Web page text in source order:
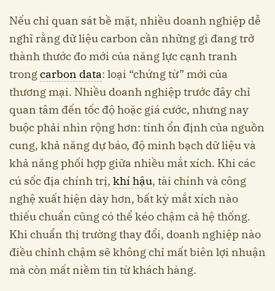
Nếu chỉ quan sát bề mặt, nhiều doanh nghiệp dễ
nghĩ rằng dữ liệu carbon cần những gì đang trở
thành thước đo mới của năng lực cạnh tranh
trongcarbon data: loại “chứng từ” mới của
thương mại. Nhiều doanh nghiệp trước đây chỉ
quan tâm đến tốc độ hoặc giá cước, nhưng nay
buộc phải nhìn rộng hơn: tính ổn định của nguồn
cung, khả năng dự báo, độ minh bạch dữ liệu và
khả năng phối hợp giữa nhiều mắt xích. Khi các
cú sốc địa chính trị, khí hậu, tài chính và công
nghệ xuất hiện dày hơn, bất kỳ mắt xích nào
thiếu chuẩn cũng có thể kéo chậm cả hệ thống.
Khi chuẩn thị trường thay đổi, doanh nghiệp nào
điều chỉnh chậm sẽ không chỉ mất biên lợi nhuận
mà còn mất niềm tin từ khách hàng.